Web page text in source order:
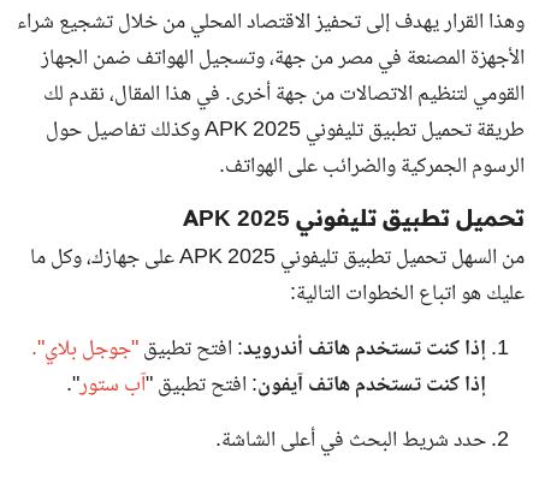
وهذا القرار يهدف إلى تحفيز الاقتصاد المحلي من خلال تشجيع شراء
الأجهزة المصنعة في مصر من جهة، وتسجيل الهواتف ضمن الجهاز
القومي لتنظيم الاتصالات من جهة أخرى. في هذا المقال، نقدم لك
طريقة تحميل تطبيق تليفوني 2025 APK وكذلك تفاصيل حول
الرسوم الجمركية والضرائب على الهواتف.
تحميل تطبيق تليفوني 2025 APK
من السهل تحميل تطبيق تليفوني 2025 APK على جهازك، وكل ما
عليك هو اتباع الخطوات التالية:
إذا كنت تستخدم هاتف أندرويد: افتح تطبيق"جوجل بلاي".
إذا كنت تستخدم هاتف آيفون: افتح تطبيق "آب ستور".
حدد شريط البحث في أعلى الشاشة.